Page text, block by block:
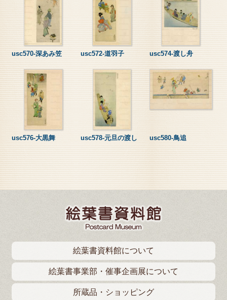
usc570-深あみ笠 usc572-道羽子 usc574-渡し舟
usc576-大黒舞 usc578-元旦の渡し usc580-鳥追
絵葉書資料館について
絵葉書事業部・催事企画展について
所蔵品・ショッピング